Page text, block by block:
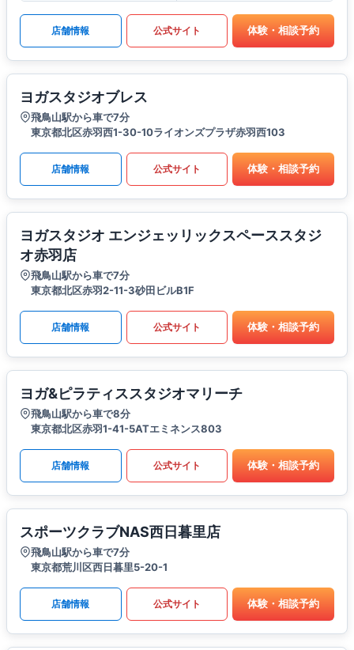
店舗情報 公式サイト 体験・相談予約
ヨガスタジオブレス
飛鳥山駅から車で7分
東京都北区赤羽西1-30-10ライオンズプラザ赤羽西103
店舗情報 公式サイト 体験・相談予約
ヨガスタジオ エンジェッリックスペーススタジ
オ赤羽店
飛鳥山駅から車で7分
東京都北区赤羽2-11-3砂田ビルB1F
店舗情報 公式サイト 体験・相談予約
ヨガ&ピラティススタジオマリーチ
飛鳥山駅から車で8分
東京都北区赤羽1-41-5ATエミネンス803
店舗情報 公式サイト 体験・相談予約
スポーツクラブNAS西日暮里店
飛鳥山駅から車で7分
東京都荒川区西日暮里5-20-1
店舗情報 公式サイト 体験・相談予約